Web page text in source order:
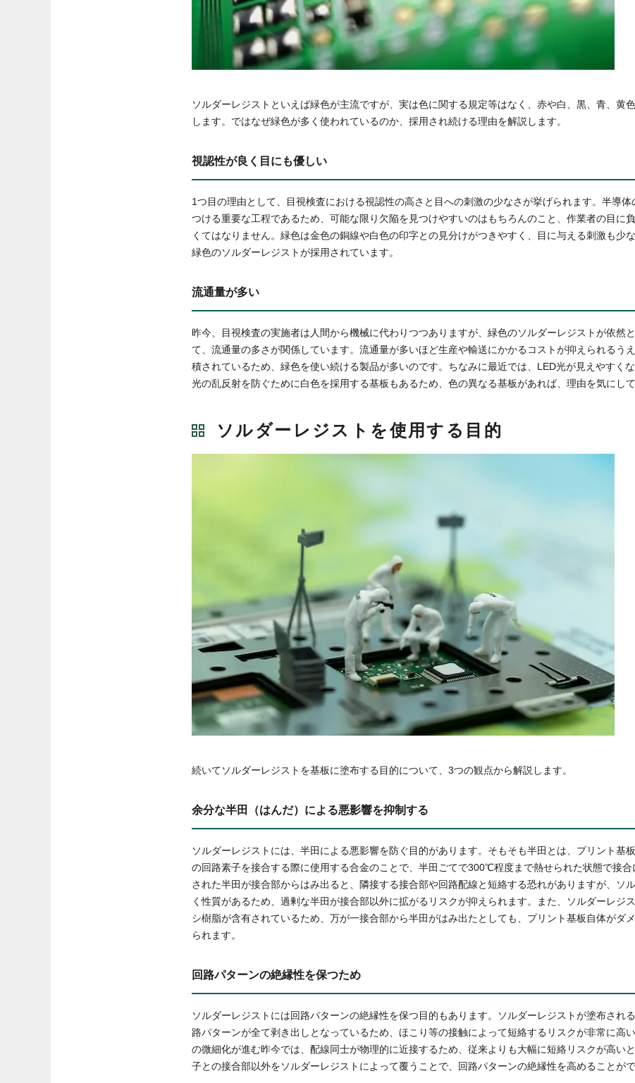
ソルダーレジストといえば緑色が主流ですが、実は色に関する規定等はなく、赤や白、黒、青、黄
します。ではなぜ緑色が多く使われているのか、採用され続ける理由を解説します。
視認性が良く目にも優しい
1つ目の理由として、目視検査における視認性の高さと目への刺激の少なさが挙げられます。半導
つける重要な工程であるため、可能な限り欠陥を見つけやすいのはもちろんのこと、作業者の目に
くてはなりません。緑色は金色の銅線や白色の印字との見分けがつきやすく、目に与える刺激も少
緑色のソルダーレジストが採用されています。
流通量が多い
昨今、目視検査の実施者は人間から機械に代わりつつありますが、緑色のソルダーレジストが依然
て、流通量の多さが関係しています。流通量が多いほど生産や輸送にかかるコストが抑えられるう
積されているため、緑色を使い続ける製品が多いのです。ちなみに最近では、LED光が見えやすく
光の乱反射を防ぐために白色を採用する基板もあるため、色の異なる基板があれば、理由を気にし
ソルダーレジストを使用する目的
続いてソルダーレジストを基板に塗布する目的について、3つの観点から解説します。
余分な半田（はんだ）による悪影響を抑制する
ソルダーレジストには、半田による悪影響を防ぐ目的があります。そもそも半田とは、プリント基
の回路素子を接合する際に使用する合金のことで、半田ごてで300℃程度まで熱せられた状態で接
された半田が接合部からはみ出ると、隣接する接合部や回路配線と短絡する恐れがありますが、ソ
く性質があるため、過剰な半田が接合部以外に拡がるリスクが抑えられます。また、ソルダーレジ
シ樹脂が含有されているため、万が一接合部から半田がはみ出たとしても、プリント基板自体がダ
られます。
回路パターンの絶縁性を保つため
ソルダーレジストには回路パターンの絶縁性を保つ目的もあります。ソルダーレジストが塗布され
路パターンが全て剥き出しとなっているため、ほこり等の接触によって短絡するリスクが非常に高
の微細化が進む昨今では、配線同士が物理的に近接するため、従来よりも大幅に短絡リスクが高い
子との接合部以外をソルダーレジストによって覆うことで、回路パターンの絶縁性を高めることがで